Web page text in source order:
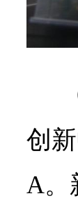
创
A。